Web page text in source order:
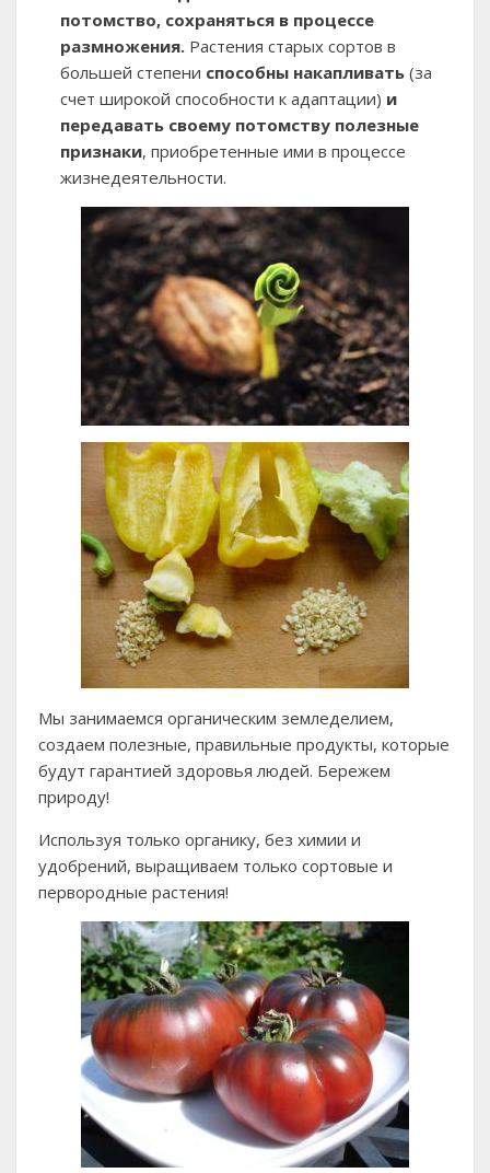
потомство, сохраняться в процессе
размножения. Растения старых сортов в
большей степени способны накапливать (за
счет широкой способности к адаптации) и
передавать своему потомству полезные
признаки, приобретенные ими в процессе
жизнедеятельности.
Мы занимаемся органическим земледелием,
создаем полезные, правильные продукты, которые
будут гарантией здоровья людей. Бережем
природу!
Используя только органику, без химии и
удобрений, выращиваем только сортовые и
первородные растения!